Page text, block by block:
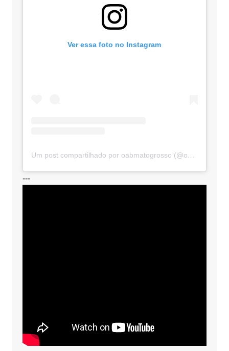
Ver essa foto no Instagram
Um post compartilhado por oabmatogrosso (@oabmatogrosso)
---